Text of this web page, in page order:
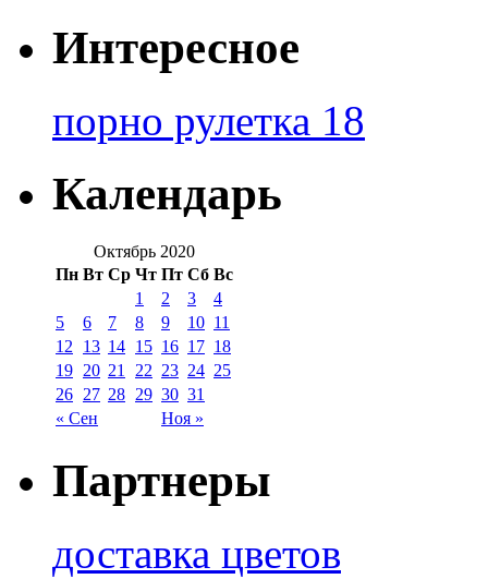
Интересное
порно рулетка 18
Календарь
Октябрь 2020
Пн Вт Ср Чт Пт Сб Вс
« Сен Ноя »
1 2 3
4
5
6 7 8 9 10 11
12
13 14 15 16 17 18
19 20 21 22 23 24 25
26 27 28 29 30 31
Партнеры
доставка цветов